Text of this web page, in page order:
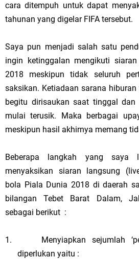
cara ditempuh untuk dapat
tahunan yang digelar FIFA tersebut.
Saya pun menjadi salah satu
ingin ketinggalan mengikuti
2018 meskipun tidak seluruh
saksikan. Ketiadaan sarana
begitu dirisaukan saat tinggal dan
mulai terusik. Maka berbagai
meskipun hasil akhirnya memang
Beberapa langkah yang saya
menyaksikan siaran langsung
bola Piala Dunia 2018 di daerah
bilangan Tebet Barat Dalam,
sebagai berikut :
1.
Menyiapkan sejumlah
diperlukan yaitu :